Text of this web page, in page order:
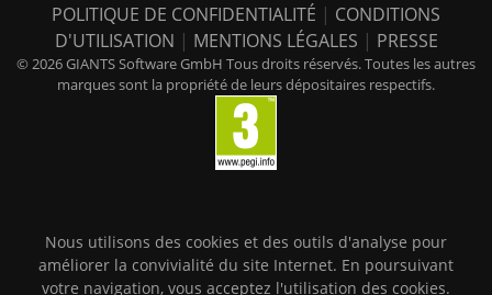
POLITIQUE DE CONFIDENTIALITÉ | CONDITIONS
D'UTILISATION | MENTIONS LÉGALES | PRESSE
© 2026 GIANTS Software GmbH Tous droits réservés. Toutes les autres
marques sont la propriété de leurs dépositaires respectifs.
Nous utilisons des cookies et des outils d'analyse pour
améliorer la convivialité du site Internet. En poursuivant
votre navigation, vous acceptez l'utilisation des cookies.